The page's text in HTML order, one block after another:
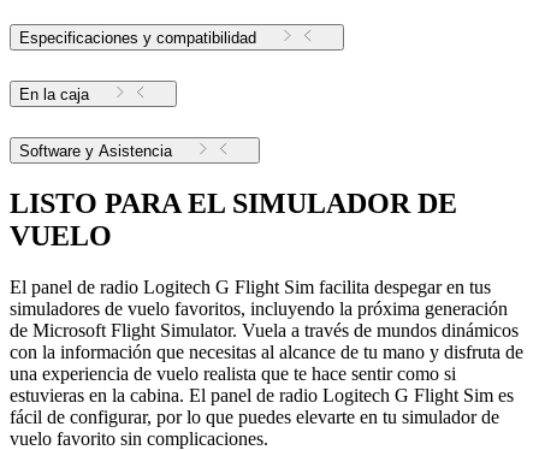
Especificaciones y compatibilidad
En la caja
Software y Asistencia
LISTO PARA EL SIMULADOR DE
VUELO
El panel de radio Logitech G Flight Sim facilita despegar en tus
simuladores de vuelo favoritos, incluyendo la próxima generación
de Microsoft Flight Simulator. Vuela a través de mundos dinámicos
con la información que necesitas al alcance de tu mano y disfruta de
una experiencia de vuelo realista que te hace sentir como si
estuvieras en la cabina. El panel de radio Logitech G Flight Sim es
fácil de configurar, por lo que puedes elevarte en tu simulador de
vuelo favorito sin complicaciones.